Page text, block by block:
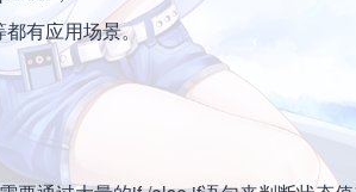
有应用场景。